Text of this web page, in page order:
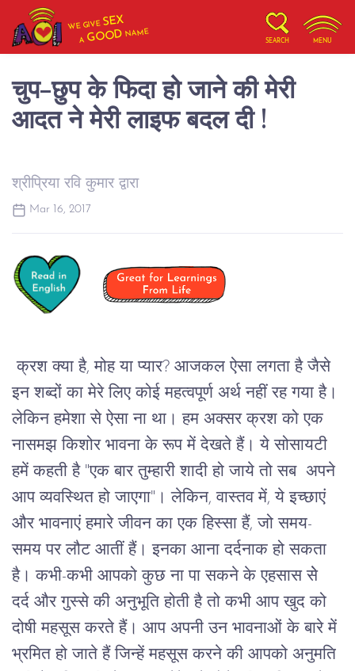
WE GIVESEX
AGOOD NAME
SEARCH MENU
चुप-छुप के फिदा हो जाने की मेरी
आदत ने मेरी लाइफ बदल दी !
श्रीप्रिया रवि कुमार द्वारा
Mar 16, 2017
क्रश क्या है, मोह या प्यार? आजकल ऐसा लगता है जैसे
इन शब्दों का मेरे लिए कोई महत्वपूर्ण अर्थ नहीं रह गया है।
लेकिन हमेशा से ऐसा ना था। हम अक्सर क्रश को एक
नासमझ किशोर भावना के रूप में देखते हैं। ये सोसायटी
हमें कहती है "एक बार तुम्हारी शादी हो जाये तो सब अपने
आप व्यवस्थित हो जाएगा" । लेकिन, वास्तव में, ये इच्छाएं
और भावनाएं हमारे जीवन का एक हिस्सा हैं, जो समय-
समय पर लौट आतीं हैं। इनका आना दर्दनाक हो सकता
है। कभी-कभी आपको कुछ ना पा सकने के एहसास सेे
दर्द और गुस्से की अनुभूति होती है तो कभी आप खुद को
दोषी महसूस करते हैं। आप अपनी उन भावनाओं के बारे में
भ्रमित हो जाते हैं जिन्हें महसूस करने की आपको अनुमति